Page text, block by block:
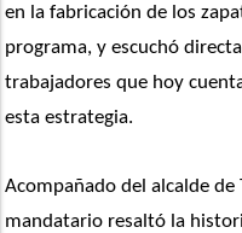
en la fabricación de los
programa, y escuchó
trabajadores que hoy
esta estrategia.
Acompañado del alcalde de
mandatario resaltó la